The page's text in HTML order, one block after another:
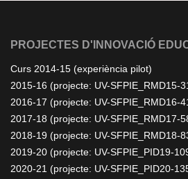
PROJECTES D'INNOVACIÓ
Curs 2014-15 (experiència pilot)
2015-16 (projecte: UV-SFPIE_RMD15-
2016-17 (projecte: UV-SFPIE_RMD16-
2017-18 (projecte: UV-SFPIE_RMD17-
2018-19 (projecte: UV-SFPIE_RMD18-
2019-20 (projecte: UV-SFPIE_PID19-
2020-21 (projecte: UV-SFPIE_PID20-